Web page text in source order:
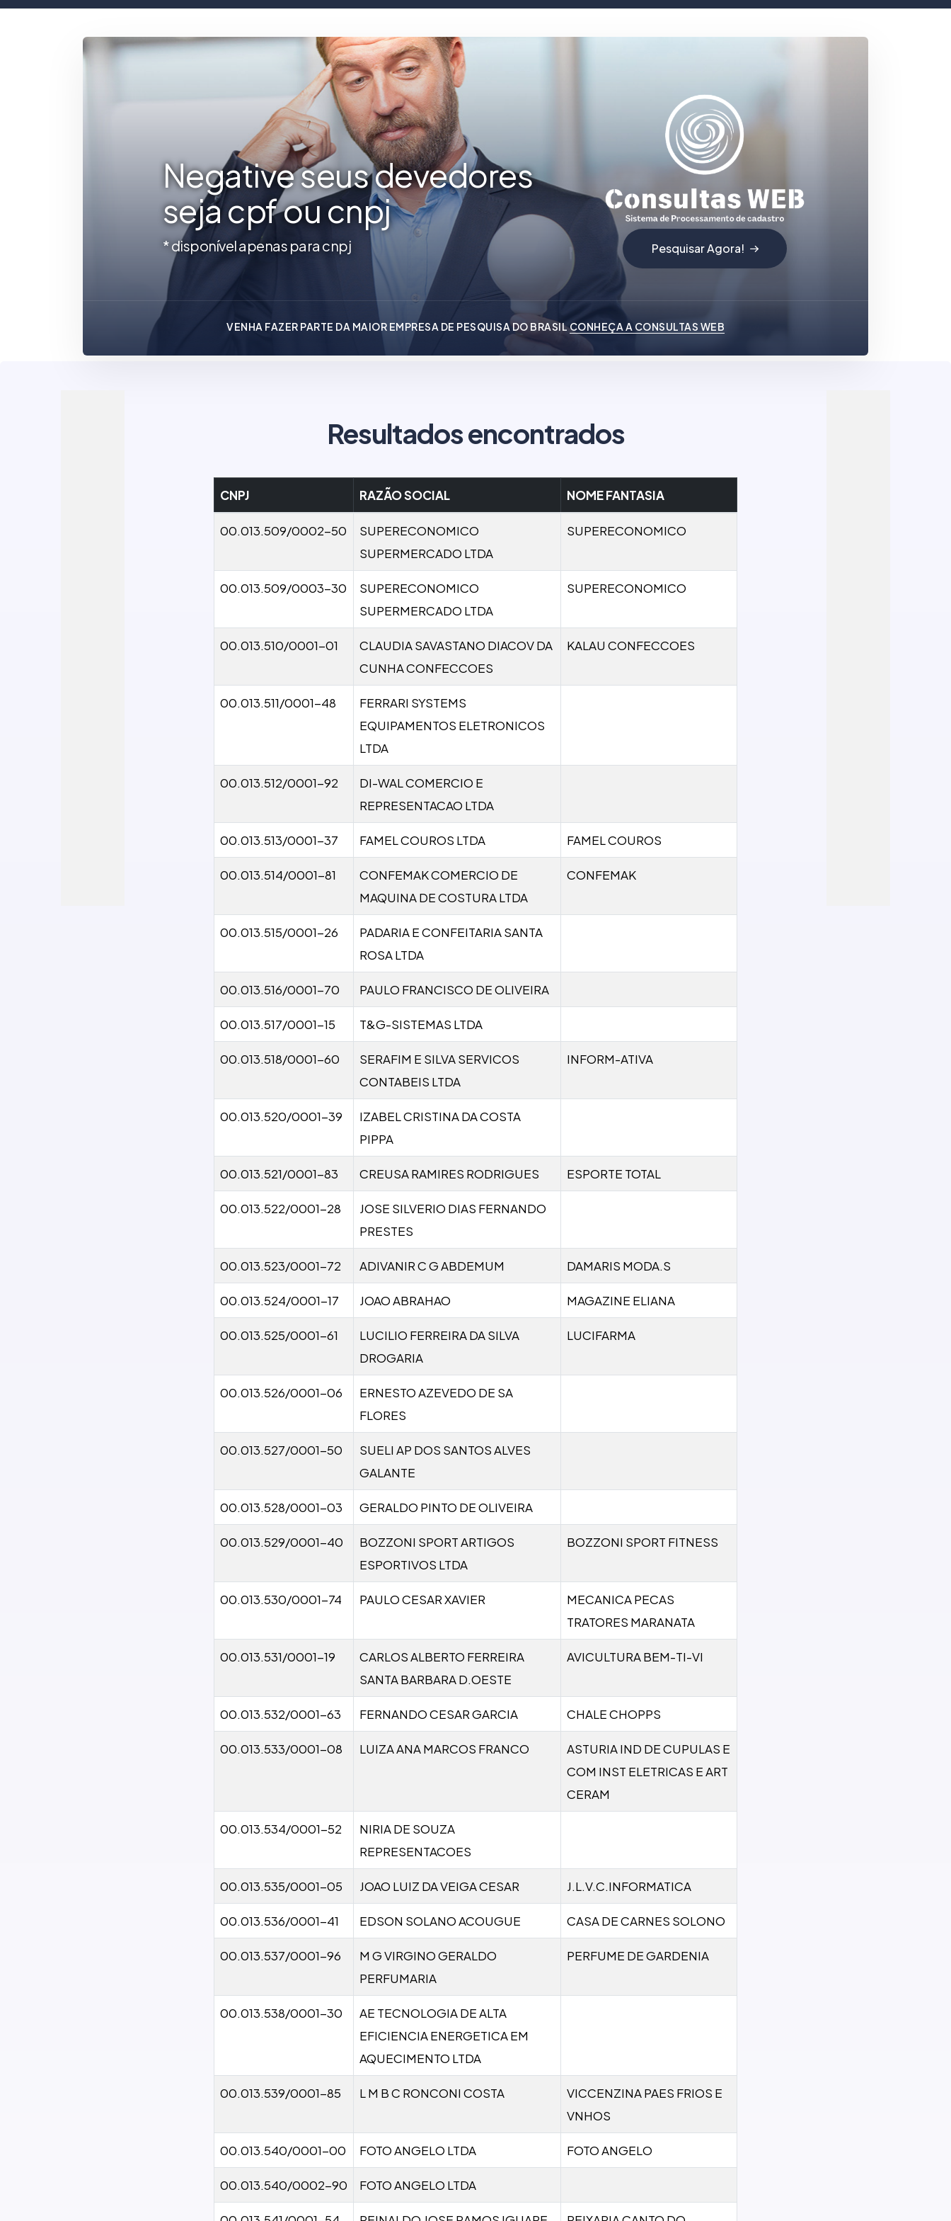
Negative seus devedores
seja cpf ou cnpj
* disponível apenas para cnpj Pesquisar Agora!
VENHA FAZER PARTE DA MAIOR EMPRESA DE PESQUISA DO BRASILCONHEÇA A CONSULTAS WEB
Resultados encontrados
CNPJ RAZÃO SOCIAL NOME FANTASIA
00.013.509/0002-50
SUPERECONOMICO
SUPERMERCADO LTDA
SUPERECONOMICO
00.013.509/0003-30
SUPERECONOMICO
SUPERMERCADO LTDA
SUPERECONOMICO
00.013.510/0001-01
CLAUDIA SAVASTANO DIACOV DA
CUNHA CONFECCOES
KALAU CONFECCOES
00.013.511/0001-48
FERRARI SYSTEMS
EQUIPAMENTOS ELETRONICOS
LTDA
00.013.512/0001-92
DI-WAL COMERCIO E
REPRESENTACAO LTDA
00.013.513/0001-37 FAMEL COUROS LTDA FAMEL COUROS
00.013.514/0001-81
CONFEMAK COMERCIO DE
MAQUINA DE COSTURA LTDA
CONFEMAK
00.013.515/0001-26
PADARIA E CONFEITARIA SANTA
ROSA LTDA
00.013.516/0001-70 PAULO FRANCISCO DE OLIVEIRA
00.013.517/0001-15 T&G-SISTEMAS LTDA
00.013.518/0001-60
SERAFIM E SILVA SERVICOS
CONTABEIS LTDA
INFORM-ATIVA
00.013.520/0001-39
IZABEL CRISTINA DA COSTA
PIPPA
00.013.521/0001-83 CREUSA RAMIRES RODRIGUES ESPORTE TOTAL
00.013.522/0001-28
JOSE SILVERIO DIAS FERNANDO
PRESTES
00.013.523/0001-72 ADIVANIR C G ABDEMUM DAMARIS MODA.S
00.013.524/0001-17 JOAO ABRAHAO MAGAZINE ELIANA
00.013.525/0001-61
LUCILIO FERREIRA DA SILVA
DROGARIA
LUCIFARMA
00.013.526/0001-06
ERNESTO AZEVEDO DE SA
FLORES
00.013.527/0001-50
SUELI AP DOS SANTOS ALVES
GALANTE
00.013.528/0001-03 GERALDO PINTO DE OLIVEIRA
00.013.529/0001-40
BOZZONI SPORT ARTIGOS
ESPORTIVOS LTDA
BOZZONI SPORT FITNESS
00.013.530/0001-74 PAULO CESAR XAVIER
MECANICA PECAS
TRATORES MARANATA
00.013.531/0001-19
CARLOS ALBERTO FERREIRA
SANTA BARBARA D.OESTE
AVICULTURA BEM-TI-VI
00.013.532/0001-63 FERNANDO CESAR GARCIA CHALE CHOPPS
00.013.533/0001-08 LUIZA ANA MARCOS FRANCO
ASTURIA IND DE CUPULAS E
COM INST ELETRICAS E ART
CERAM
00.013.534/0001-52
NIRIA DE SOUZA
REPRESENTACOES
00.013.535/0001-05 JOAO LUIZ DA VEIGA CESAR J.L.V.C.INFORMATICA
00.013.536/0001-41 EDSON SOLANO ACOUGUE CASA DE CARNES SOLONO
00.013.537/0001-96
M G VIRGINO GERALDO
PERFUMARIA
PERFUME DE GARDENIA
00.013.538/0001-30
AE TECNOLOGIA DE ALTA
EFICIENCIA ENERGETICA EM
AQUECIMENTO LTDA
00.013.539/0001-85 L M B C RONCONI COSTA
VICCENZINA PAES FRIOS E
VNHOS
00.013.540/0001-00 FOTO ANGELO LTDA FOTO ANGELO
00.013.540/0002-90 FOTO ANGELO LTDA